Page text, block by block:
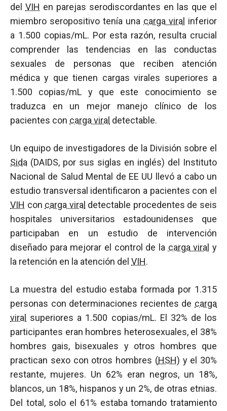
del VIH en parejas serodiscordantes en las que el
miembro seropositivo tenía una carga viral inferior
a 1.500 copias/mL. Por esta razón, resulta crucial
comprender las tendencias en las conductas
sexuales de personas que reciben atención
médica y que tienen cargas virales superiores a
1.500 copias/mL y que este conocimiento se
traduzca en un mejor manejo clínico de los
pacientes con carga viral detectable.
Un equipo de investigadores de la División sobre el
Sida (DAIDS, por sus siglas en inglés) del Instituto
Nacional de Salud Mental de EE UU llevó a cabo un
estudio transversal identificaron a pacientes con el
VIH con carga viral detectable procedentes de seis
hospitales universitarios estadounidenses que
participaban en un estudio de intervención
diseñado para mejorar el control de la carga viral y
la retención en la atención del VIH.
La muestra del estudio estaba formada por 1.315
personas con determinaciones recientes de carga
viral
superiores a 1.500 copias/mL. El 32% de los
participantes eran hombres heterosexuales, el 38%
hombres gais, bisexuales y otros hombres que
practican sexo con otros hombres (HSH) y el 30%
restante, mujeres. Un 62% eran negros, un 18%,
blancos, un 18%, hispanos y un 2%, de otras etnias.
Del total, solo el 61% estaba tomando tratamiento